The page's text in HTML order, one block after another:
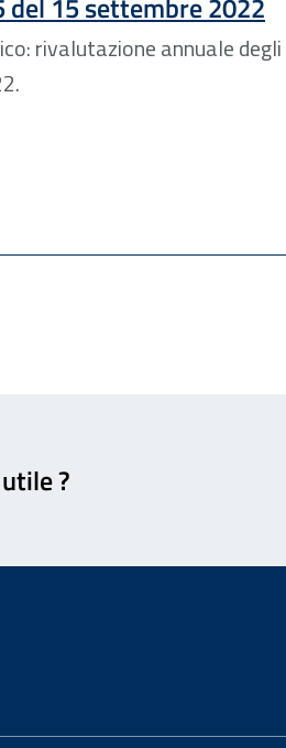
rivalutazione annuale
?